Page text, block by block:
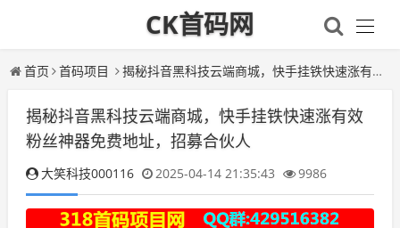
CK首码网
首页 首码项目 揭秘抖音黑科技云端商城，快手挂铁快速涨有效粉丝神器免费地址，招募合伙人
揭秘抖音黑科技云端商城，快手挂铁快速涨有效
粉丝神器免费地址，招募合伙人
大笑科技000116 2025-04-14 21:35:43 9986